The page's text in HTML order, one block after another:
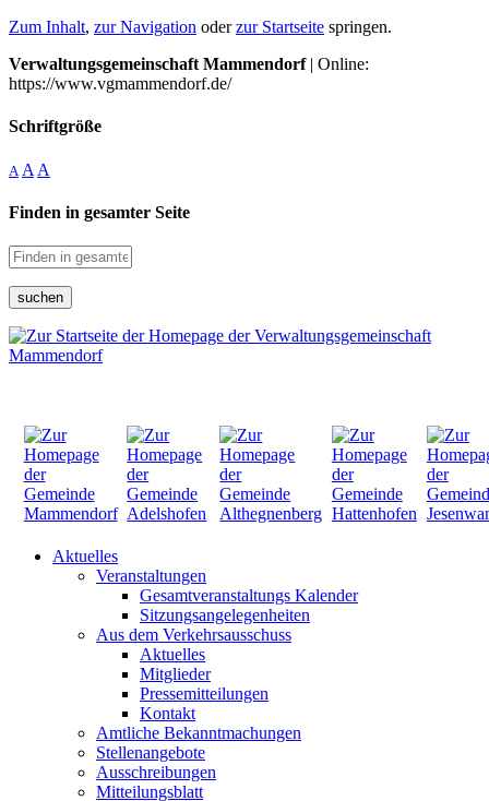
Zum Inhalt, zur Navigation oderzur Startseite springen.
Verwaltungsgemeinschaft Mammendorf| Online:
https://www.vgmammendorf.de/
Schriftgröße
A A A
Finden in gesamter Seite
suchen
Aktuelles
Veranstaltungen
Gesamtveranstaltungs Kalender
Sitzungsangelegenheiten
Aus dem Verkehrsausschuss
Aktuelles
Mitglieder
Pressemitteilungen
Kontakt
Amtliche Bekanntmachungen
Stellenangebote
Ausschreibungen
Mitteilungsblatt